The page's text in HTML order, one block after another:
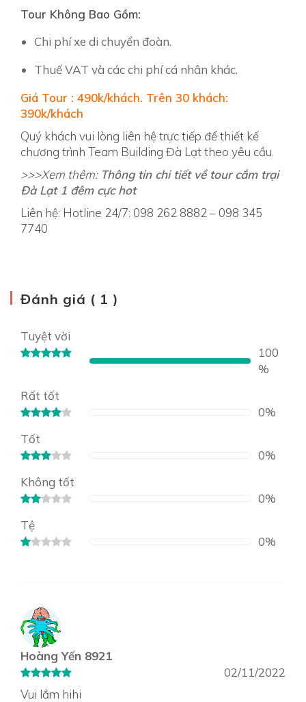
Tour Không Bao Gồm:
Chi phí xe di chuyển đoàn.
Thuế VAT và các chi phí cá nhân khác.
Giá Tour : 490k/khách. Trên 30 khách:
390k/khách
Quý khách vui lòng liên hệ trực tiếp để thiết kế
chương trình Team Building Đà Lạt theo yêu cầu.
>>>Xem thêm: Thông tin chi tiết về tour cắm trại
Đà Lạt 1 đêm cực hot
Liên hệ: Hotline 24/7: 098 262 8882 – 098 345
7740
Đánh giá ( 1 )
Tuyệt vời
100
%
Rất tốt
0%
Tốt
0%
Không tốt
0%
Tệ
0%
Hoàng Yến 8921
02/11/2022
Vui lắm hihi